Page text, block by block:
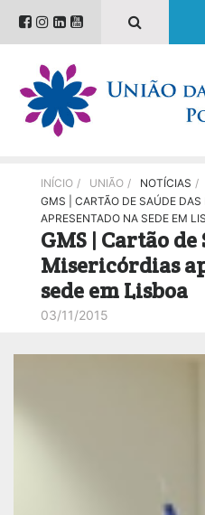
INÍCIO / UNIÃO / NOTÍCIAS /
GMS | CARTÃO DE SAÚDE DAS
APRESENTADO NA SEDE EM
GMS | Cartão de
Misericórdias
sede em Lisboa
03/11/2015